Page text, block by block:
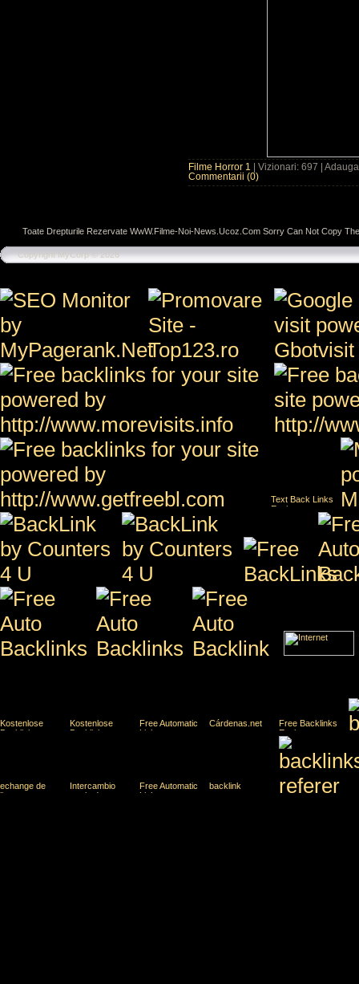
Filme Horror 1
| Vizionari: 697 |
Commentarii (0)
Toate Drepturile Rezervate WwW.Filme-Noi-News.Ucoz.Com Sorry Can Not Copy
Copyright MyCorp © 2026